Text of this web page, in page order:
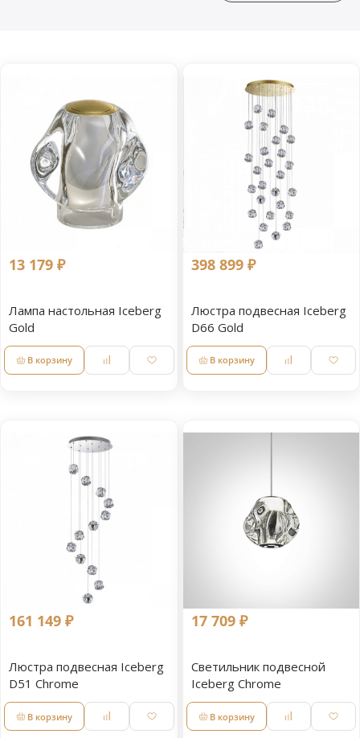
13 179 ₽
Лампа настольная Iceberg
Gold
В корзину
398 899 ₽
Люстра подвесная Iceberg
D66 Gold
В корзину
161 149 ₽
Люстра подвесная Iceberg
D51 Chrome
В корзину
17 709 ₽
Светильник подвесной
Iceberg Chrome
В корзину